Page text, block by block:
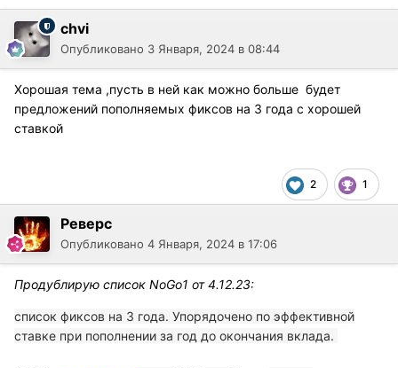
chvi
Опубликовано 3 Января, 2024 в 08:44
Хорошая тема ,пусть в ней как можно больше будет
предложений пополняемых фиксов на 3 года с хорошей
ставкой
2 1
Реверс
Опубликовано 4 Января, 2024 в 17:06
Продублирую список NoGo1 от 4.12.23:
список фиксов на 3 года. Упорядочено по эффективной
ставке при пополнении за год до окончания вклада.